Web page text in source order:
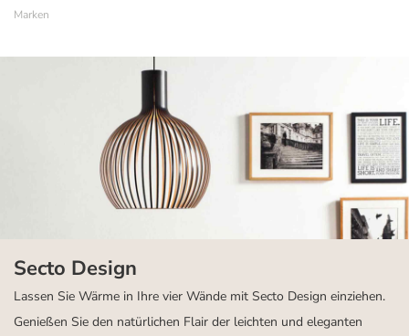
Marken
Secto Design
Lassen Sie Wärme in Ihre vier Wände mit Secto Design einziehen.
Genießen Sie den natürlichen Flair der leichten und eleganten